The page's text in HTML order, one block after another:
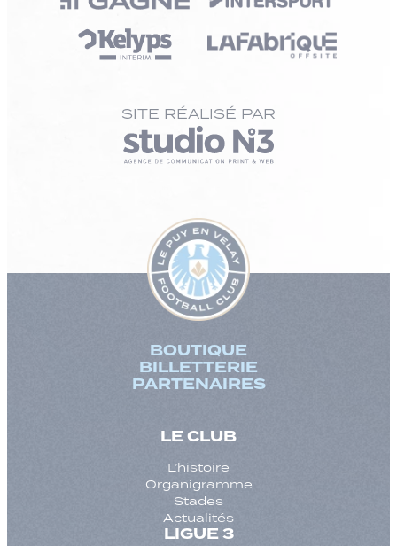
SITE RÉALISÉ PAR
BOUTIQUE
BILLETTERIE
PARTENAIRES
LE CLUB
L’histoire
Organigramme
Stades
Actualités
LIGUE 3